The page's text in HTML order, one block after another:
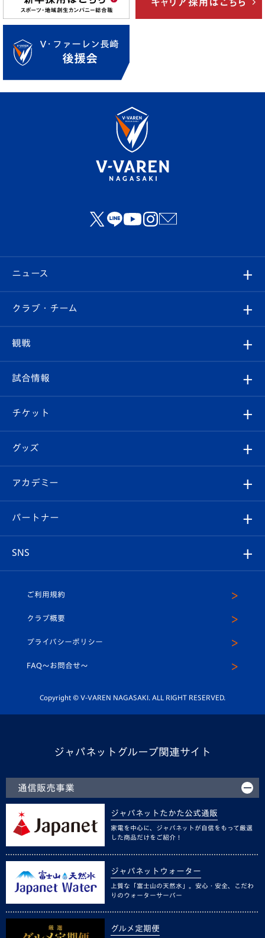
ニュース
すべて
クラブ
試合情報
チケット
イベント
メディア
ホームタウン
クラブ・チーム
クラブ概要
エンブレム紹介
スタッフプロフィール
マスコット紹介
平和祈念活動
ホームタウン活動
観戦
観戦ルール
はじめての観戦ガイド
Revive Team
ヴィヴィくんの長崎おもてなしガイド
試合情報
試合日程/結果
フォトギャラリー
スタジアムグルメ
チケット
チケット
V-LOVERS（ファンクラブ）
プレイヤーズスイート
グッズ
オンラインショップ
店舗情報
アカデミー
育成からのお知らせ
U-18
スクール
パートナー
SNS
ヴィヴィくんインスタグラム
公式LINE＠
ご利用規約
クラブ概要
プライバシーポリシー
FAQ〜お問合せ〜
Copyright © V-VAREN NAGASAKI. ALL RIGHT RESERVED.
ジャパネットグループ関連サイト
通信販売事業
ジャパネットたかた公式通販
家電を中心に、ジャパネットが自信をもって厳選
した商品だけをご紹介！
ジャパネットウォーター
上質な「富士山の天然水」。安心・安全、こだわ
りのウォーターサーバー
グルメ定期便